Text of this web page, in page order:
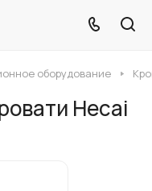
оборудование
Hecai